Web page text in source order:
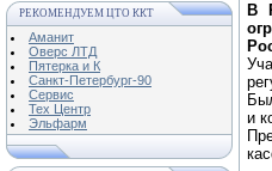
РЕКОМЕНДУЕМ ЦТО ККТ
Аманит
Оверс ЛТД
Пятерка и К
Санкт-Петербург-90
Сервис
Тех Центр
Эльфарм
В
и